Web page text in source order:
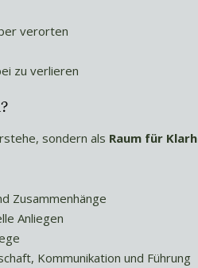
verorten
zu verlieren
sondern als Raum für
Zusammenhänge
Anliegen
Kommunikation und Führung